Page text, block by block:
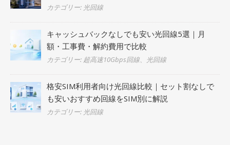
カテゴリー: 光回線
キャッシュバックなしでも安い光回線5選｜月
額・工事費・解約費用で比較
カテゴリー: 超高速10Gbps回線、光回線
格安SIM利用者向け光回線比較｜セット割なしで
も安いおすすめ回線をSIM別に解説
カテゴリー: 光回線